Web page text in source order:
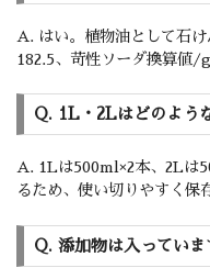
A. はい。植物油として石
182.5、苛性ソーダ換算値/g
Q. 1L・2Lはどのよう
A. 1Lは500ml×2本、2Lは
るため、使い切りやすく保
Q. 添加物は入っていま